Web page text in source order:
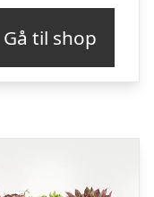
Gå til shop